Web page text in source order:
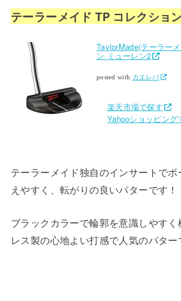
テーラーメイド TP コレクショ
TaylorMade(テーラー
ン ミューレン2
posted with カエレバ
楽天市場で探す
Yahooショッピング
テーラーメイド独自のインサートで
えやすく、転がりの良いパターです！
ブラックカラーで輪郭を意識しやす
レス製の心地よい打感で人気のパター